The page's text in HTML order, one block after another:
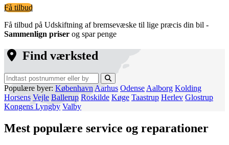
Få tilbud
Få tilbud på Udskiftning af bremsevæske til lige præcis din bil -
Sammenlign priser og spar penge
Find værksted
Populære byer: København Aarhus Odense Aalborg Kolding
Horsens Vejle Ballerup Roskilde Køge Taastrup Herlev Glostrup
Kongens Lyngby Valby
Mest populære service og reparationer